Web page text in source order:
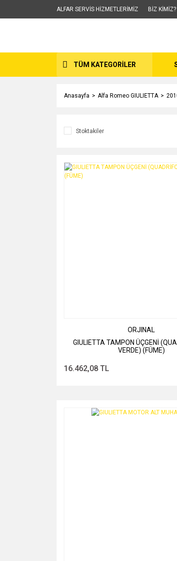
ALFAR SERVİS HİZMETLERİMİZ BİZ KİMİZ?
TÜM KATEGORİLER
Anasayfa Alfa Romeo GIULIETTA
Stoktakiler
ORJINAL
GIULIETTA TAMPON ÜÇGENİ
VERDE) (FÜME)
16.462,08 TL